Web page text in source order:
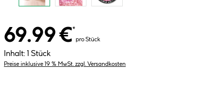
69.99 €*
pro Stück
Inhalt: 1 Stück
Preise inklusive 19 % MwSt. zzgl. Versandkosten